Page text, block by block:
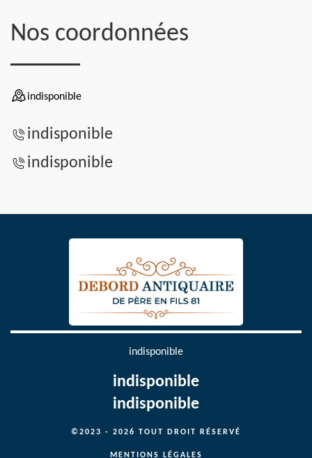
Nos coordonnées
indisponible
indisponible
indisponible
indisponible
indisponible
indisponible
©2023 - 2026 TOUT DROIT RÉSERVÉ
MENTIONS LÉGALES